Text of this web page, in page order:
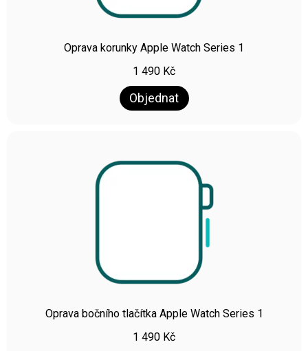
Oprava korunky Apple Watch Series 1
1 490 Kč
Objednat
Oprava bočního tlačítka Apple Watch Series 1
1 490 Kč